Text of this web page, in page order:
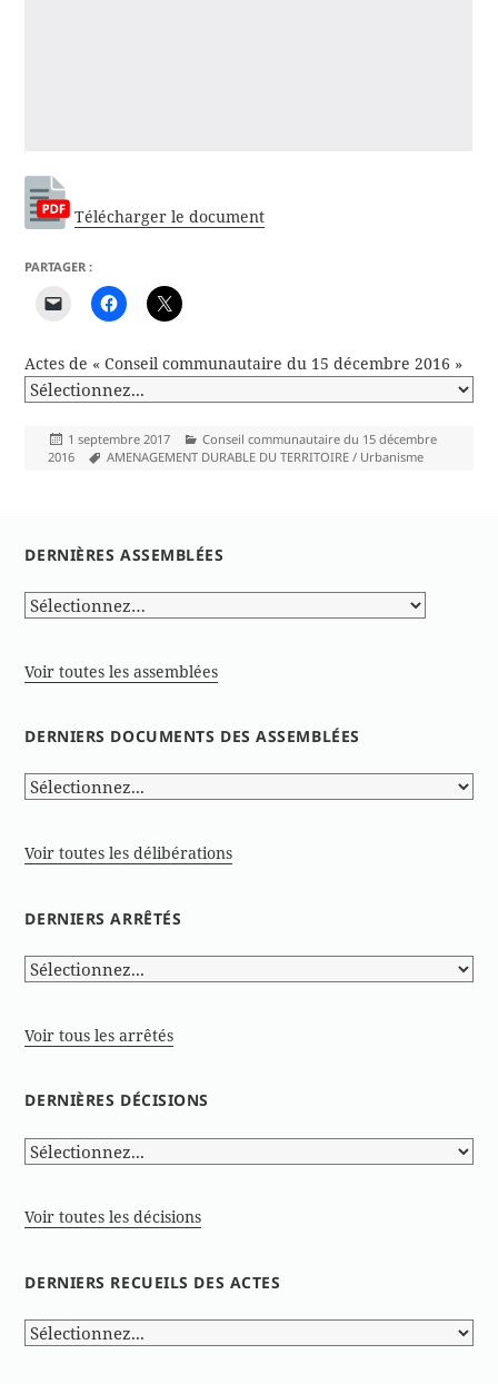
Télécharger le document
PARTAGER :
Actes de « Conseil communautaire du 15 décembre 2016 »
Publié
le
1 septembre 2017 Catégories
Conseil communautaire du 15 décembre
2016
Mots-
AMENAGEMENT DURABLE DU TERRITOIRE / Urbanisme
DERNIÈRES ASSEMBLÉES
Voir toutes les assemblées
DERNIERS DOCUMENTS DES ASSEMBLÉES
Voir toutes les délibérations
DERNIERS ARRÊTÉS
Voir tous les arrêtés
DERNIÈRES DÉCISIONS
Voir toutes les décisions
DERNIERS RECUEILS DES ACTES